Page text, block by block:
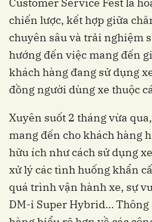
chiến lược, kết hợp giữa
chuyên sâu và trải nghiệm
hướng đến việc mang đến
khách hàng đang sử dụng
đồng người dùng xe thuộc
Xuyên suốt 2 tháng vừa
mang đến cho khách hàng
hữu ích như cách sử dụng
xử lý các tình huống khẩn
quá trình vận hành xe, sự
DM-i Super Hybrid… Thông